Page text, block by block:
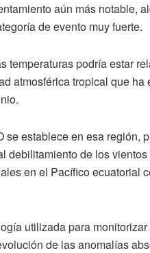
aún más notable,
de evento muy fuerte.
temperaturas podría estar
atmosférica tropical que
se establece en esa región,
debilitamiento de los
en el Pacífico ecuatorial
utilizada para
de las anomalías